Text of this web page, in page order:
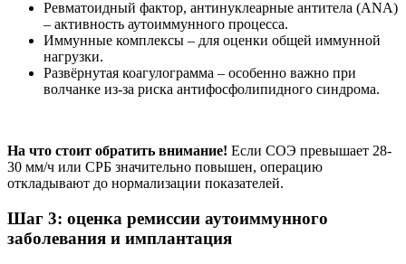
Ревматоидный фактор, антинуклеарные антитела (ANA)
– активность аутоиммунного процесса.
Иммунные комплексы – для оценки общей иммунной
нагрузки.
Развёрнутая коагулограмма – особенно важно при
волчанке из-за риска антифосфолипидного синдрома.
На что стоит обратить внимание! Если СОЭ превышает 28-
30 мм/ч или СРБ значительно повышен, операцию
откладывают до нормализации показателей.
Шаг 3: оценка ремиссии аутоиммунного
заболевания и имплантация